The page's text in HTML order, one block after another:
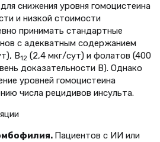
снижения уровня гомоцистеина
и низкой стоимости
принимать стандартные
с адекватным содержанием
B12 (2,4 мкг/сут) и фолатов (400
доказательности B). Однако
уровней гомоцистеина
числа рецидивов инсульта.
Пациентов с ИИ или